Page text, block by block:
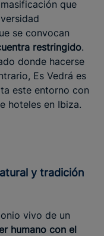
que
se convocan
restringido.
donde hacerse
Es Vedrá es
este entorno con
hoteles en Ibiza.
vivo de un
humano con el